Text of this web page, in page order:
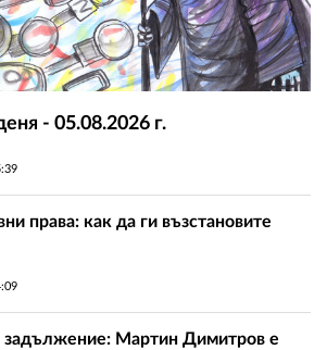
- 05.08.2026 г.
права: как да ги възстановите
задължение: Мартин Димитров е